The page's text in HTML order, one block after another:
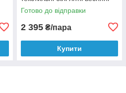
Готово до відправки
2 395 ₴/пара
Купити